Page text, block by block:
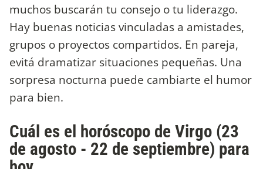
muchos buscarán tu consejo o tu liderazgo.
Hay buenas noticias vinculadas a amistades,
grupos o proyectos compartidos. En pareja,
evitá dramatizar situaciones pequeñas. Una
sorpresa nocturna puede cambiarte el humor
para bien.
Cuál es el horóscopo de Virgo (23
de agosto - 22 de septiembre) para